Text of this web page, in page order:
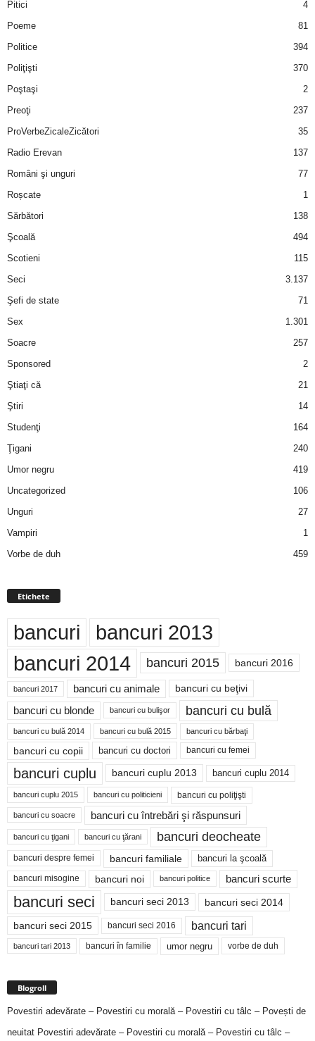
Pitici
4
Poeme
81
Politice
394
Poliţişti
370
Poştaşi
2
Preoţi
237
ProVerbeZicaleZicători
35
Radio Erevan
137
Români şi unguri
77
Roșcate
1
Sărbători
138
Şcoală
494
Scotieni
115
Seci
3.137
Şefi de state
71
Sex
1.301
Soacre
257
Sponsored
2
Ştiaţi că
21
Ştiri
14
Studenţi
164
Ţigani
240
Umor negru
419
Uncategorized
106
Unguri
27
Vampiri
1
Vorbe de duh
459
Etichete
bancuri bancuri 2013
bancuri 2014 bancuri 2015 bancuri 2016
bancuri 2017 bancuri cu animale bancuri cu beţivi
bancuri cu blonde bancuri cu bulişor bancuri cu bulă
bancuri cu bulă 2014 bancuri cu bulă 2015 bancuri cu bărbaţi
bancuri cu copii bancuri cu doctori bancuri cu femei
bancuri cuplu bancuri cuplu 2013 bancuri cuplu 2014
bancuri cuplu 2015 bancuri cu politicieni bancuri cu poliţişti
bancuri cu soacre bancuri cu întrebări şi răspunsuri
bancuri cu ţigani bancuri cu ţărani bancuri deocheate
bancuri despre femei bancuri familiale bancuri la şcoală
bancuri misogine bancuri noi bancuri politice bancuri scurte
bancuri seci bancuri seci 2013 bancuri seci 2014
bancuri seci 2015 bancuri seci 2016 bancuri tari
bancuri tari 2013 bancuri în familie umor negru vorbe de duh
Blogroll
Povestiri adevărate – Povestiri cu morală – Povestiri cu tâlc – Povești de
neuitat Povestiri adevărate – Povestiri cu morală – Povestiri cu tâlc –